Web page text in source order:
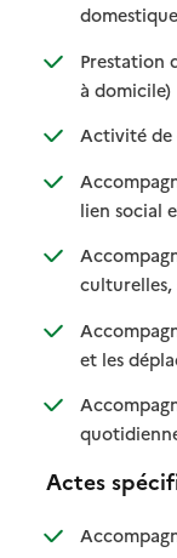
::
Prestation
à domicile)
:
: non
Activité de
lien social
culturelles,
et les
Actes